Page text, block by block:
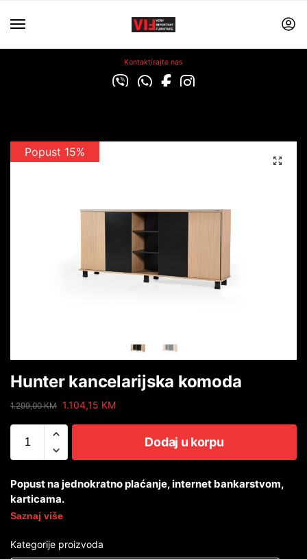
Kontaktirajte nas
Popust 15%
Hunter kancelarijska komoda
1.299,00KM 1.104,15 KM
Dodaj u korpu
Popust na jednokratno plaćanje, internet bankarstvom,
karticama.
Saznaj više
Kategorije proizvoda